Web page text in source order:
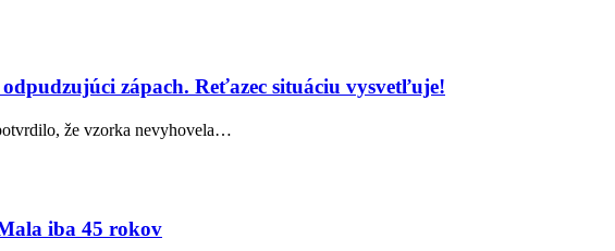
zápach. Reťazec situáciu vysvetľuje!
že vzorka nevyhovela…
iba 45 rokov